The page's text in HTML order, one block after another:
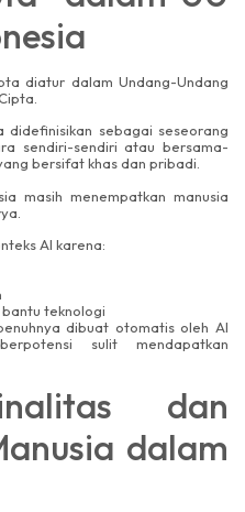
diatur dalam Undang-Undang
sebagai seseorang
sendiri-sendiri atau bersama-
bersifat khas dan pribadi.
masih menempatkan manusia
AI karena:
teknologi
dibuat otomatis oleh AI
sulit mendapatkan
dan
dalam